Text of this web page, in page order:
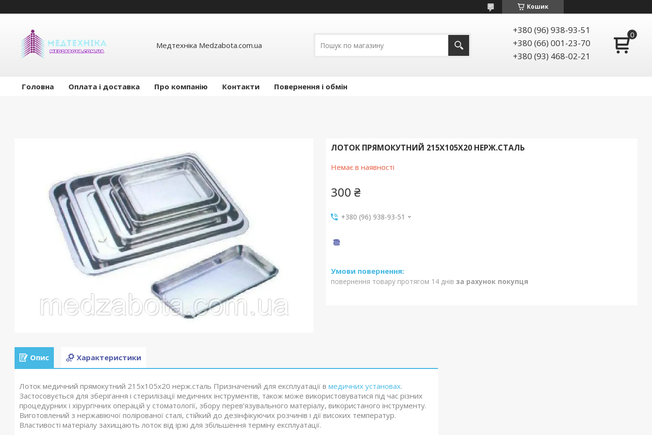
Кошик
Медтехніка Medzabota.com.ua
+380 (96) 938-93-51
+380 (66) 001-23-70
+380 (93) 468-02-21
Головна Оплата і доставка Про компанію Контакти Повернення і обмін
ЛОТОК ПРЯМОКУТНИЙ 215Х105Х20 НЕРЖ.СТАЛЬ
Немає в наявності
300 ₴
+380 (96) 938-93-51
повернення товару протягом 14 днів за рахунок покупця
Опис Характеристики
Лоток медичний прямокутний 215х105х20 нерж.сталь Призначений для експлуатації в медичних установах.
Застосовується для зберігання і стерилізації медичних інструментів, також може використовуватися під час різних
процедурних і хірургічних операцій у стоматології, збору перев’язувального матеріалу, використаного інструменту.
Виготовлений з нержавіючої полірованої сталі, стійкий до дезінфікуючих розчинів і дії високих температур.
Властивості матеріалу захищають лоток від іржі для збільшення терміну експлуатації.